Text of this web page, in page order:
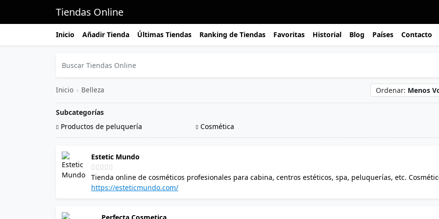
Tiendas Online
Inicio Añadir Tienda Últimas Tiendas Ranking de Tiendas Favoritas Historial Blog Países Contacto
Inicio › Belleza Ordenar: Menos
Subcategorías
Productos de peluquería
Cosmética
Estetic Mundo
Tienda online de cosméticos profesionales para cabina, centros estéticos, spa, peluquerías, etc.
profesionales naturales, cosméticos de origen natural. Cremas, envolturas, mascarillas peel off, gel
https://esteticmundo.com/